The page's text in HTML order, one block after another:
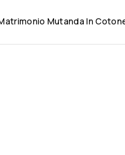
Mutanda In